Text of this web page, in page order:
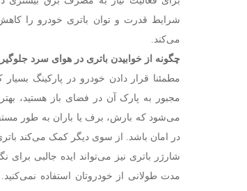
شرایط قدرت و توان باتری خودرو را
می‌کند.
چگونه از خوابیدن باتری در هوای سرد
مطمئنا قرار دادن خودرو در پارکینگ
مجبور به پارک آن در فضای باز هستید،
می‌شود که بارش، برف یا باران به طور
در امان باشد. از سوی دیگر کمک می‌کند
شارژر باتری نیز می‌تواند ایده جالبی برای
مدت طولانی از خودروتان استفاده